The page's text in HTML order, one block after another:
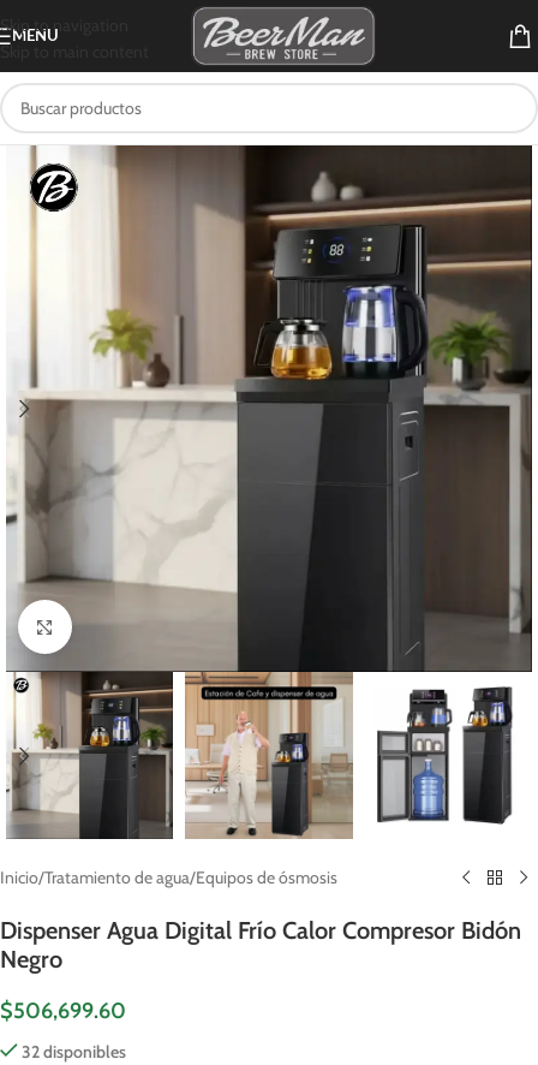
Skip to navigation
Skip to main content
MENU
Click to enlarge
Inicio/Tratamiento de agua/Equipos de ósmosis
Dispenser Agua Digital Frío Calor Compresor Bidón
Negro
$506,699.60
32 disponibles